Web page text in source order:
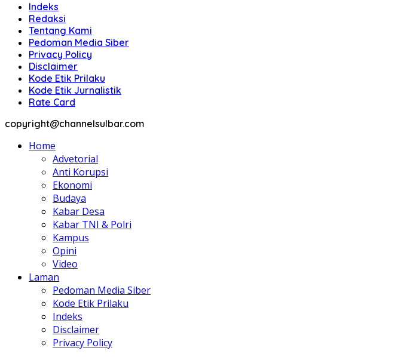
Indeks
Redaksi
Tentang Kami
Pedoman Media Siber
Privacy Policy
Disclaimer
Kode Etik Prilaku
Kode Etik Jurnalistik
Rate Card
copyright@channelsulbar.com
Home
Advetorial
Anti Korupsi
Ekonomi
Budaya
Kabar Desa
Kabar TNI & Polri
Kampus
Opini
Video
Laman
Pedoman Media Siber
Kode Etik Prilaku
Indeks
Disclaimer
Privacy Policy